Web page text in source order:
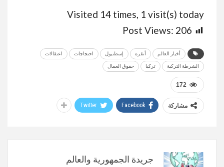
Visited 14 times, 1 visit(s) today
Post Views: 206
أخبار العالم أنقرة إسطنبول احتجاجات اعتقالات
الشرطة التركية تركيا حقوق العمال
172
مشاركة Facebook
Twitter
جريدة الجمهورية والعالم